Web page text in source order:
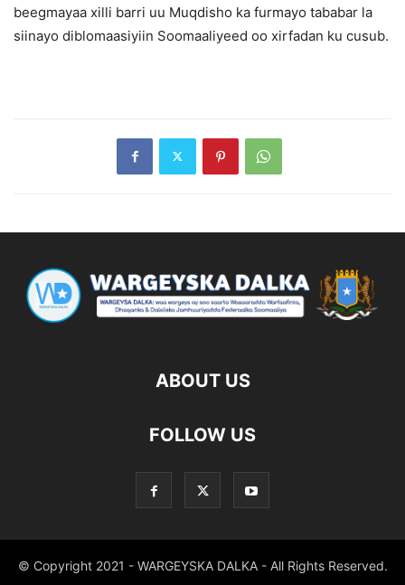
beegmayaa xilli barri uu Muqdisho ka furmayo tababar la
siinayo diblomaasiyiin Soomaaliyeed oo xirfadan ku cusub.
ABOUT US
FOLLOW US
© Copyright 2021 - WARGEYSKA DALKA - All Rights Reserved.